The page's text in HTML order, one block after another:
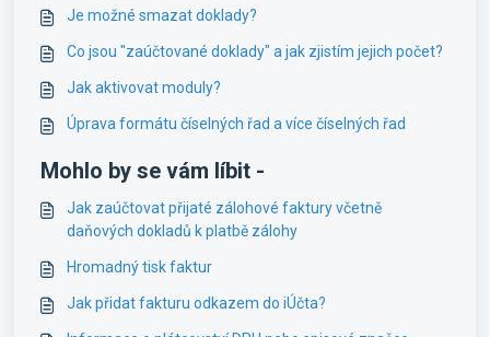
Je možné smazat doklady?
Co jsou "zaúčtované doklady" a jak zjistím jejich počet?
Jak aktivovat moduly?
Úprava formátu číselných řad a více číselných řad
Mohlo by se vám líbit -
Jak zaúčtovat přijaté zálohové faktury včetně
daňových dokladů k platbě zálohy
Hromadný tisk faktur
Jak přidat fakturu odkazem do iÚčta?